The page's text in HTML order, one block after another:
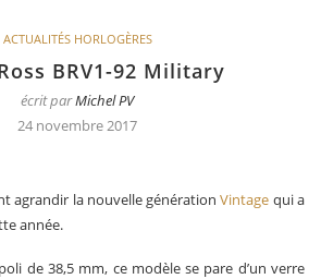
ACTUALITÉS HORLOGÈRES
BRV1-92 Military
écrit parMichel PV
24 novembre 2017
agrandir la nouvelle générationVintage qui a
année.
de 38,5 mm, ce modèle se pare d’un verre